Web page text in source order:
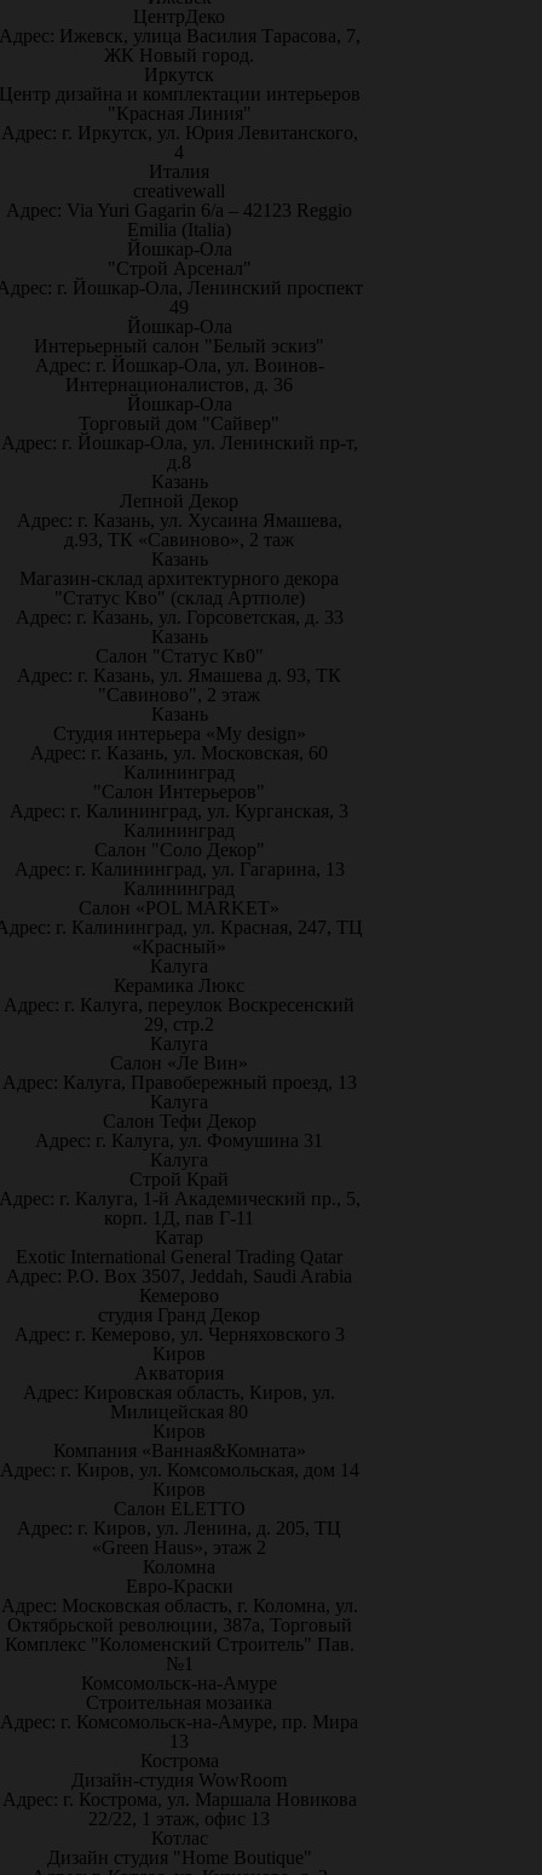
ЦентрДеко
Ижевск, улица Василия Тарасова, 7,
ЖК Новый город.
Иркутск
дизайна и комплектации интерьеров
"Красная Линия"
Адрес: г. Иркутск, ул. Юрия Левитанского,
4
Италия
creativewall
Адрес: Via Yuri Gagarin 6/a – 42123 Reggio
Emilia (Italia)
Йошкар-Ола
"Строй Арсенал"
г. Йошкар-Ола, Ленинский проспект
49
Йошкар-Ола
Интерьерный салон "Белый эскиз"
Адрес: г. Йошкар-Ола, ул. Воинов-
Интернационалистов, д. 36
Йошкар-Ола
Торговый дом "Сайвер"
Адрес: г. Йошкар-Ола, ул. Ленинский пр-т,
д.8
Казань
Лепной Декор
Адрес: г. Казань, ул. Хусаина Ямашева,
д.93, ТК «Савиново», 2 таж
Казань
Магазин-склад архитектурного декора
"Статус Кво" (склад Артполе)
Адрес: г. Казань, ул. Горсоветская, д. 33
Казань
Салон "Статус Кв0"
Адрес: г. Казань, ул. Ямашева д. 93, ТК
"Савиново", 2 этаж
Казань
Студия интерьера «My design»
Адрес: г. Казань, ул. Московская, 60
Калининград
"Салон Интерьеров"
Адрес: г. Калининград, ул. Курганская, 3
Калининград
Салон "Соло Декор"
Адрес: г. Калининград, ул. Гагарина, 13
Калининград
Салон «POL MARKET»
г. Калининград, ул. Красная, 247, ТЦ
«Красный»
Калуга
Керамика Люкс
Адрес: г. Калуга, переулок Воскресенский
29, стр.2
Калуга
Салон «Ле Вин»
Адрес: Калуга, Правобережный проезд, 13
Калуга
Салон Тефи Декор
Адрес: г. Калуга, ул. Фомушина 31
Калуга
Строй Край
г. Калуга, 1-й Академический пр., 5,
корп. 1Д, пав Г-11
Катар
Exotic International General Trading Qatar
Адрес: P.O. Box 3507, Jeddah, Saudi Arabia
Кемерово
студия Гранд Декор
Адрес: г. Кемерово, ул. Черняховского 3
Киров
Акватория
Адрес: Кировская область, Киров, ул.
Милицейская 80
Киров
Компания «Ванная&Комната»
Адрес: г. Киров, ул. Комсомольская, дом 14
Киров
Салон ELETTO
Адрес: г. Киров, ул. Ленина, д. 205, ТЦ
«Green Haus», этаж 2
Коломна
Евро-Краски
Адрес: Московская область, г. Коломна, ул.
Октябрьской революции, 387а, Торговый
Комплекс "Коломенский Строитель" Пав.
№1
Комсомольск-на-Амуре
Строительная мозаика
Адрес: г. Комсомольск-на-Амуре, пр. Мира
13
Кострома
Дизайн-студия WowRoom
Адрес: г. Кострома, ул. Маршала Новикова
22/22, 1 этаж, офис 13
Котлас
Дизайн студия "Home Boutique"